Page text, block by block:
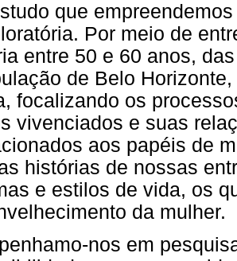
que
Por meio de
entre 50 e 60 anos,
de Belo
focalizando os
vivenciados e suas
aos papéis de
histórias de nossas
e estilos de vida, os
da mulher.
nos em